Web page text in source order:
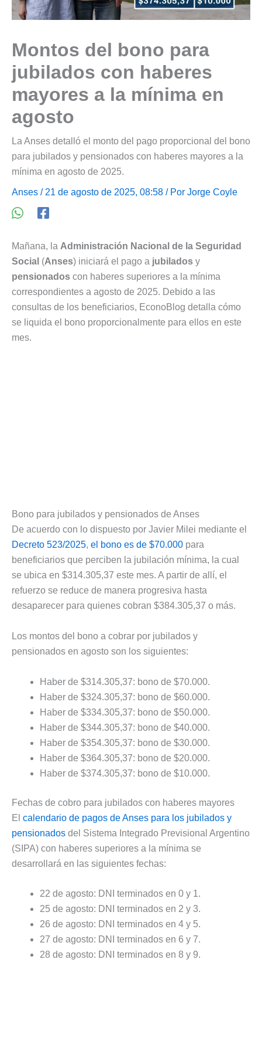
Montos del bono para
jubilados con haberes
mayores a la mínima en
agosto
La Anses detalló el monto del pago proporcional del bono
para jubilados y pensionados con haberes mayores a la
mínima en agosto de 2025.
Anses / 21 de agosto de 2025, 08:58 / Por Jorge Coyle
Mañana, la Administración Nacional de la Seguridad
Social (Anses) iniciará el pago a jubilados y
pensionados con haberes superiores a la mínima
correspondientes a agosto de 2025. Debido a las
consultas de los beneficiarios, EconoBlog detalla cómo
se liquida el bono proporcionalmente para ellos en este
mes.
Bono para jubilados y pensionados de Anses
De acuerdo con lo dispuesto por Javier Milei mediante el
Decreto 523/2025, el bono es de $70.000 para
beneficiarios que perciben la jubilación mínima, la cual
se ubica en $314.305,37 este mes. A partir de allí, el
refuerzo se reduce de manera progresiva hasta
desaparecer para quienes cobran $384.305,37 o más.
Los montos del bono a cobrar por jubilados y
pensionados en agosto son los siguientes:
Haber de $314.305,37: bono de $70.000.
Haber de $324.305,37: bono de $60.000.
Haber de $334.305,37: bono de $50.000.
Haber de $344.305,37: bono de $40.000.
Haber de $354.305,37: bono de $30.000.
Haber de $364.305,37: bono de $20.000.
Haber de $374.305,37: bono de $10.000.
Fechas de cobro para jubilados con haberes mayores
El calendario de pagos de Anses para los jubilados y
pensionados del Sistema Integrado Previsional Argentino
(SIPA) con haberes superiores a la mínima se
desarrollará en las siguientes fechas:
22 de agosto: DNI terminados en 0 y 1.
25 de agosto: DNI terminados en 2 y 3.
26 de agosto: DNI terminados en 4 y 5.
27 de agosto: DNI terminados en 6 y 7.
28 de agosto: DNI terminados en 8 y 9.